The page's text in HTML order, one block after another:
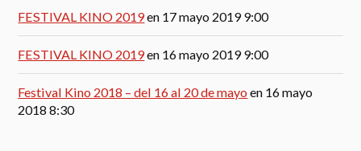
FESTIVAL KINO 2019en 17 mayo 2019 9:00
FESTIVAL KINO 2019en 16 mayo 2019 9:00
Festival Kino 2018 – del 16 al 20 de mayo en 16 mayo
2018 8:30